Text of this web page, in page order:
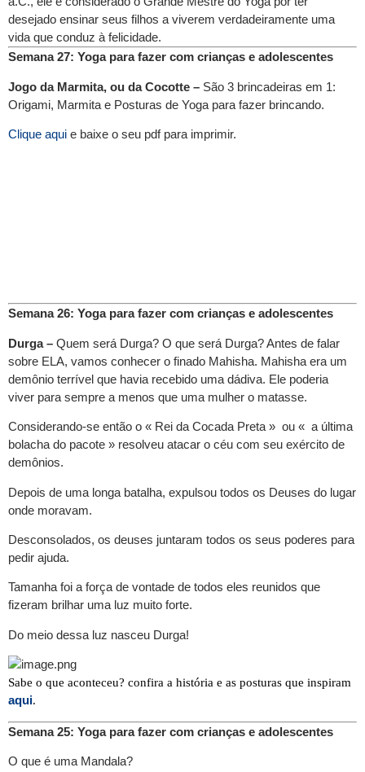
desejado ensinar seus filhos a viverem verdadeiramente uma
vida que conduz à felicidade.
Semana 27: Yoga para fazer com crianças e adolescentes
Jogo da Marmita, ou da Cocotte – São 3 brincadeiras em 1:
Origami, Marmita e Posturas de Yoga para fazer brincando.
Clique aqui e baixe o seu pdf para imprimir.
Semana 26: Yoga para fazer com crianças e adolescentes
Durga – Quem será Durga? O que será Durga? Antes de falar
sobre ELA, vamos conhecer o finado Mahisha. Mahisha era um
demônio terrível que havia recebido uma dádiva. Ele poderia
viver para sempre a menos que uma mulher o matasse.
Considerando-se então o « Rei da Cocada Preta » ou « a última
bolacha do pacote » resolveu atacar o céu com seu exército de
demônios.
Depois de uma longa batalha, expulsou todos os Deuses do lugar
onde moravam.
Desconsolados, os deuses juntaram todos os seus poderes para
pedir ajuda.
Tamanha foi a força de vontade de todos eles reunidos que
fizeram brilhar uma luz muito forte.
Do meio dessa luz nasceu Durga!
Sabe o que aconteceu? confira a história e as posturas que inspiram
aqui.
Semana 25: Yoga para fazer com crianças e adolescentes
O que é uma Mandala?